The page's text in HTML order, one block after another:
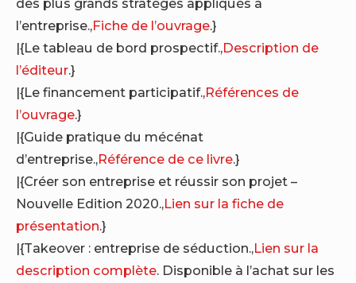
l’entreprise.,Fiche de l’ouvrage.}
|{Le tableau de bord prospectif.,Description de
l’éditeur.}
|{Le financement participatif.,Références de
l’ouvrage.}
|{Guide pratique du mécénat
d’entreprise.,Référence de ce livre.}
|{Créer son entreprise et réussir son projet –
Nouvelle Edition 2020.,Lien sur la fiche de
présentation.}
|{Takeover : entreprise de séduction.,Lien sur la
description complète. Disponible à l’achat sur les